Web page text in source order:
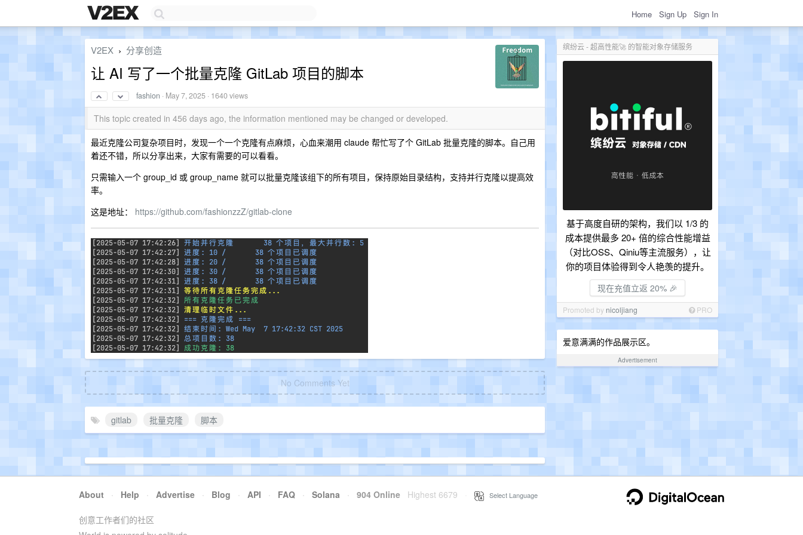
Home Sign Up Sign In
缤纷云 - 超高性能🚀 的智能对象存储服务
基于高度自研的架构，我们以 1/3 的
成本提供最多 20+ 倍的综合性能增益
（对比OSS、Qiniu等主流服务），让
你的项目体验得到令人艳羡的提升。
现在充值立返 20% 🎉
Promoted by nicoljiang PRO
爱意满满的作品展示区。
Advertisement
V2EX › 分享创造
让 AI 写了一个批量克隆 GitLab 项目的脚本
fashion · May 7, 2025 · 1640 views
This topic created in 456 days ago, the information mentioned may be changed or developed.
最近克隆公司复杂项目时，发现一个一个克隆有点麻烦，心血来潮用 claude 帮忙写了个 GitLab 批量克隆的脚本。自己用
着还不错，所以分享出来，大家有需要的可以看看。
只需输入一个 group_id 或 group_name 就可以批量克隆该组下的所有项目，保持原始目录结构，支持并行克隆以提高效
率。
这是地址： https://github.com/fashionzzZ/gitlab-clone
No Comments Yet
gitlab 批量克隆 脚本
About · Help · Advertise · Blog · API · FAQ · Solana · 904 Online Highest 6679 Select Language
创意工作者们的社区